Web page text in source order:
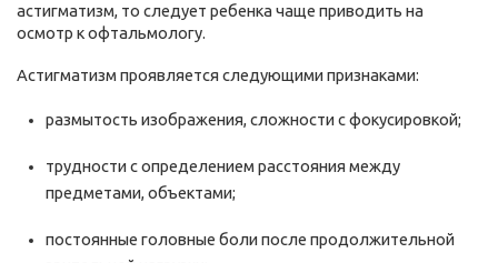
астигматизм, то следует ребенка чаще приводить на
осмотр к офтальмологу.
Астигматизм проявляется следующими признаками:
размытость изображения, сложности с фокусировкой;
трудности с определением расстояния между
предметами, объектами;
постоянные головные боли после продолжительной